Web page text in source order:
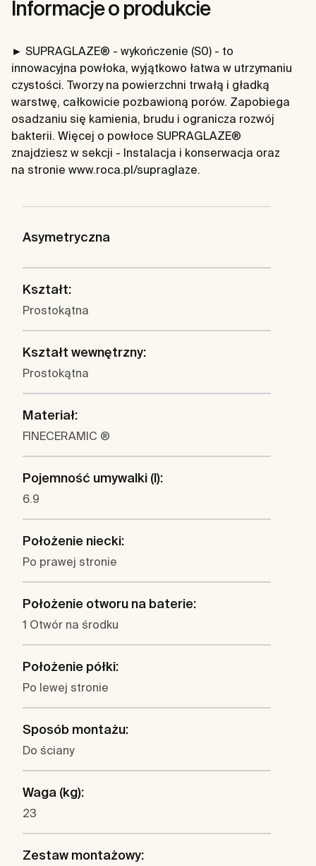
Informacje o produkcie
► SUPRAGLAZE® - wykończenie (S0) - to
innowacyjna powłoka, wyjątkowo łatwa w utrzymaniu
czystości. Tworzy na powierzchni trwałą i gładką
warstwę, całkowicie pozbawioną porów. Zapobiega
osadzaniu się kamienia, brudu i ogranicza rozwój
bakterii. Więcej o powłoce SUPRAGLAZE®
znajdziesz w sekcji - Instalacja i konserwacja oraz
na stronie www.roca.pl/supraglaze.
Asymetryczna
Kształt:
Prostokątna
Kształt wewnętrzny:
Prostokątna
Materiał:
FINECERAMIC ®
Pojemność umywalki (l):
6.9
Położenie niecki:
Po prawej stronie
Położenie otworu na baterie:
1 Otwór na środku
Położenie półki:
Po lewej stronie
Sposób montażu:
Do ściany
Waga (kg):
23
Zestaw montażowy: